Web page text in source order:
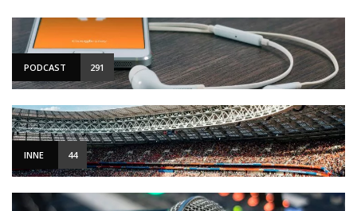
PODCAST 291
INNE 44